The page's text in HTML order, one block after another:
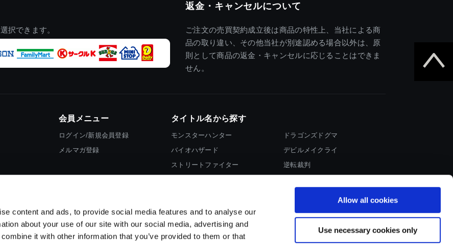
content and ads, to provide social media features and to analyse our
about your use of our site with our social media, advertising and
it with other information that you’ve provided to them or that
Allow all cookies
Use necessary cookies only
択できます。
返金・キャンセルについて
ご注文の売買契約成立後は商品の特性上、当社による商
品の取り違い、その他当社が別途認める場合以外は、原
則として商品の返金・キャンセルに応じることはできま
せん。
会員メニュー
ログイン/新規会員登録
メルマガ登録
タイトル名から探す
モンスターハンター
バイオハザード
ストリートファイター
ドラゴンズドグマ
デビルメイクライ
逆転裁判